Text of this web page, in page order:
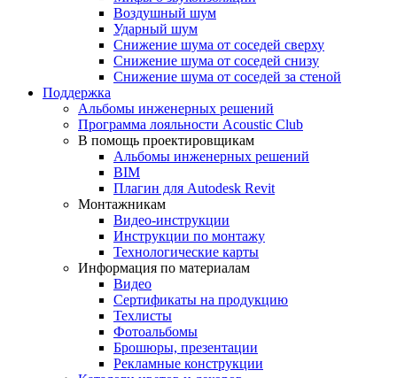
Воздушный шум
Ударный шум
Снижение шума от соседей сверху
Снижение шума от соседей снизу
Снижение шума от соседей за стеной
Поддержка
Альбомы инженерных решений
Программа лояльности Acoustic Club
В помощь проектировщикам
Альбомы инженерных решений
BIM
Плагин для Autodesk Revit
Монтажникам
Видео-инструкции
Инструкции по монтажу
Технологические карты
Информация по материалам
Видео
Сертификаты на продукцию
Техлисты
Фотоальбомы
Брошюры, презентации
Рекламные конструкции